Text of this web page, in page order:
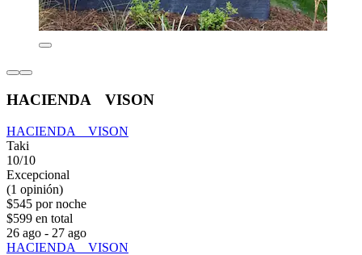
HACIENDA VISON
HACIENDA VISON
Taki
10/10
Excepcional
(1 opinión)
$545 por noche
$599 en total
26 ago - 27 ago
HACIENDA VISON